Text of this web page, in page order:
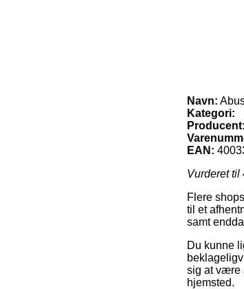
Navn:
Kategori:
Producent:
EAN:
Vurderet til
Flere
til et
samt
Du kunne
sig at være
hjemsted.